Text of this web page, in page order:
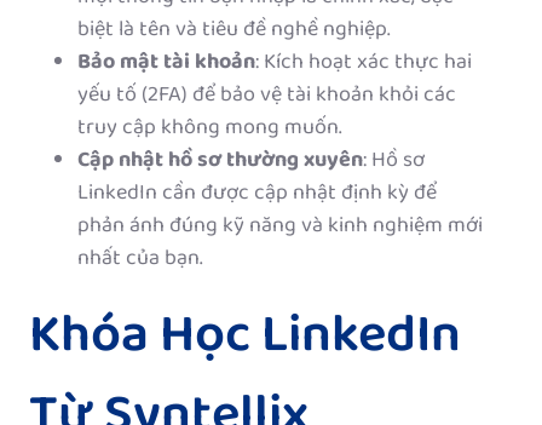
biệt là tên và tiêu đề nghề nghiệp.
Bảo mật tài khoản: Kích hoạt xác thực hai
yếu tố (2FA) để bảo vệ tài khoản khỏi các
truy cập không mong muốn.
Cập nhật hồ sơ thường xuyên: Hồ sơ
LinkedIn cần được cập nhật định kỳ để
phản ánh đúng kỹ năng và kinh nghiệm mới
nhất của bạn.
Khóa Học LinkedIn